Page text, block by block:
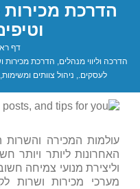
הדרכת
דף
הדרכה וליווי מנהלים, הדרכת מכירות
לעסקים., ניהול צוותים ומשימות
עולמות המכירה והשרות
האחרונות ליותר
וליצירת מנועי צמיחה
מערכי מכירות ושרות